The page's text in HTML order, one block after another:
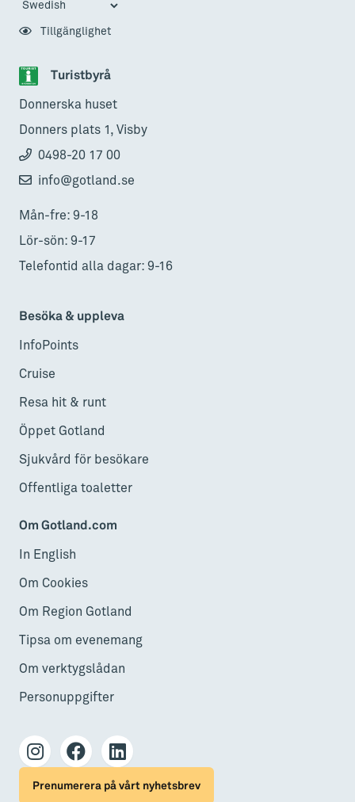
Turistbyrå
Donnerska huset
Donners plats 1, Visby
0498-20 17 00
info@gotland.se
Mån-fre: 9-18
Lör-sön: 9-17
Telefontid alla dagar: 9-16
Besöka & uppleva
InfoPoints
Cruise
Resa hit & runt
Öppet Gotland
Sjukvård för besökare
Offentliga toaletter
Om Gotland.com
In English
Om Cookies
Om Region Gotland
Tipsa om evenemang
Om verktygslådan
Personuppgifter
Tillgänglighet
Prenumerera på vårt nyhetsbrev